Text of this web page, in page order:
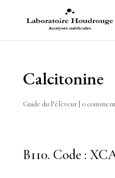
Calcitonine
Guide du Pélèveur| 0
B110. Code :